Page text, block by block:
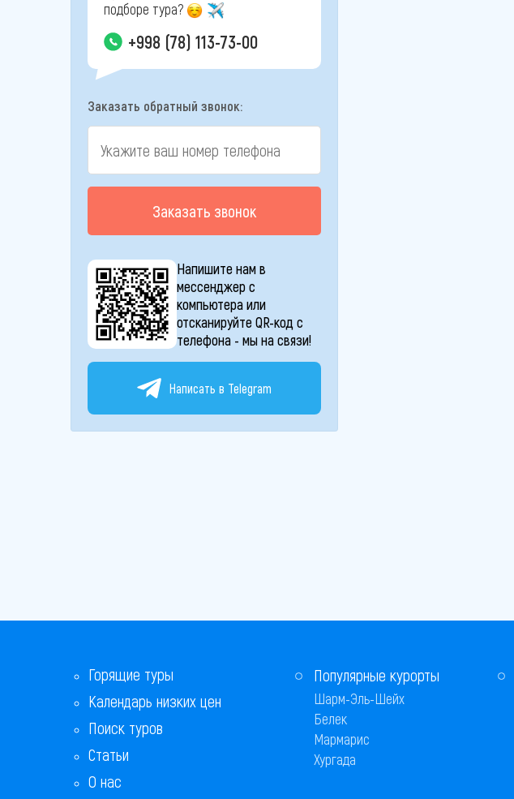
подборе тура?
+998 (78) 113-73-00
Заказать обратный звонок:
Заказать звонок
Напишите нам в
мессенджер с
компьютера или
отсканируйте QR-код с
телефона - мы на связи!
Написать в Telegram
Горящие туры
Календарь низких цен
Поиск туров
Статьи
О нас
Популярные курорты
Шарм-Эль-Шейх
Белек
Мармарис
Хургада